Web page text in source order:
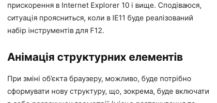
прискорення в Internet Explorer 10 і вище. Сподіваюся,
ситуація проясниться, коли в IE11 буде реалізований
набір інструментів для F12.
Анімація структурних елементів
При зміні об’єкта браузеру, можливо, буде потрібно
сформувати нову структуру, що, зокрема, буде включати